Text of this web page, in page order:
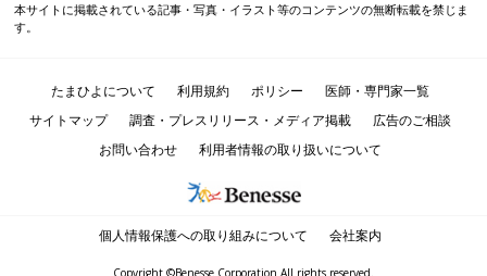
本サイトに掲載されている記事・写真・イラスト等のコンテンツの無断転載を禁じま
す。
たまひよについて 利用規約 ポリシー
医師・専門家一覧
サイトマップ
調査・プレスリリース・メディア掲載
広告のご相談
お問い合わせ
利用者情報の取り扱いについて
個人情報保護への取り組みについて 会社案内